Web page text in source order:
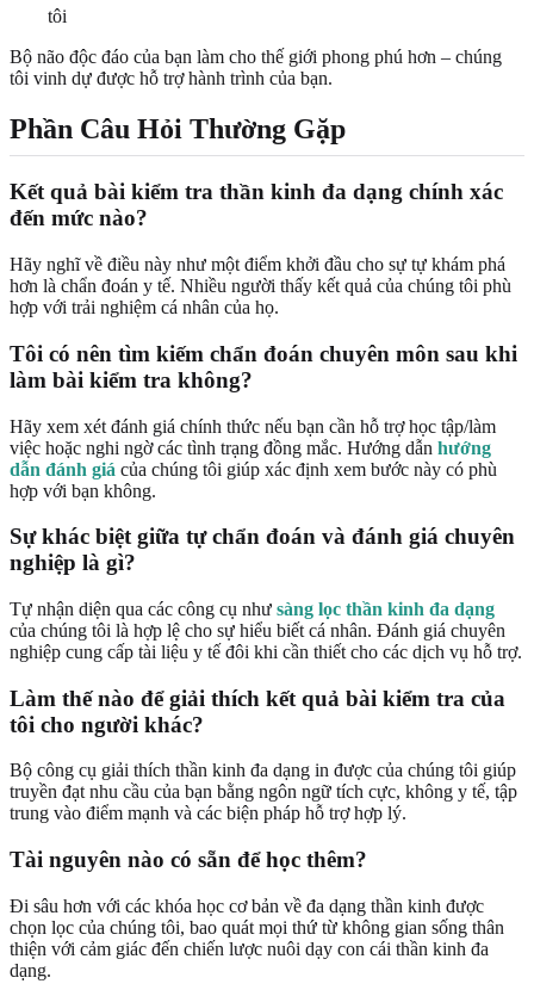
tôi
Bộ não độc đáo của bạn làm cho thế giới phong phú hơn – chúng
tôi vinh dự được hỗ trợ hành trình của bạn.
Phần Câu Hỏi Thường Gặp
Kết quả bài kiểm tra thần kinh đa dạng chính xác
đến mức nào?
Hãy nghĩ về điều này như một điểm khởi đầu cho sự tự khám phá
hơn là chẩn đoán y tế. Nhiều người thấy kết quả của chúng tôi phù
hợp với trải nghiệm cá nhân của họ.
Tôi có nên tìm kiếm chẩn đoán chuyên môn sau khi
làm bài kiểm tra không?
Hãy xem xét đánh giá chính thức nếu bạn cần hỗ trợ học tập/làm
việc hoặc nghi ngờ các tình trạng đồng mắc. Hướng dẫn hướng
dẫn đánh giá của chúng tôi giúp xác định xem bước này có phù
hợp với bạn không.
Sự khác biệt giữa tự chẩn đoán và đánh giá chuyên
nghiệp là gì?
Tự nhận diện qua các công cụ như sàng lọc thần kinh đa dạng
của chúng tôi là hợp lệ cho sự hiểu biết cá nhân. Đánh giá chuyên
nghiệp cung cấp tài liệu y tế đôi khi cần thiết cho các dịch vụ hỗ trợ.
Làm thế nào để giải thích kết quả bài kiểm tra của
tôi cho người khác?
Bộ công cụ giải thích thần kinh đa dạng in được của chúng tôi giúp
truyền đạt nhu cầu của bạn bằng ngôn ngữ tích cực, không y tế, tập
trung vào điểm mạnh và các biện pháp hỗ trợ hợp lý.
Tài nguyên nào có sẵn để học thêm?
Đi sâu hơn với các khóa học cơ bản về đa dạng thần kinh được
chọn lọc của chúng tôi, bao quát mọi thứ từ không gian sống thân
thiện với cảm giác đến chiến lược nuôi dạy con cái thần kinh đa
dạng.